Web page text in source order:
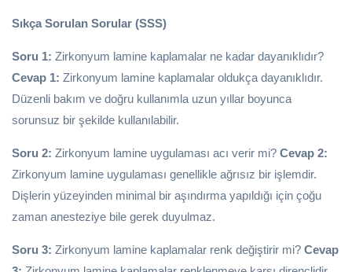
Sıkça Sorulan Sorular (SSS)
Soru 1: Zirkonyum lamine kaplamalar ne kadar dayanıklıdır?
Cevap 1: Zirkonyum lamine kaplamalar oldukça dayanıklıdır.
Düzenli bakım ve doğru kullanımla uzun yıllar boyunca
sorunsuz bir şekilde kullanılabilir.
Soru 2: Zirkonyum lamine uygulaması acı verir mi? Cevap 2:
Zirkonyum lamine uygulaması genellikle ağrısız bir işlemdir.
Dişlerin yüzeyinden minimal bir aşındırma yapıldığı için çoğu
zaman anesteziye bile gerek duyulmaz.
Soru 3: Zirkonyum lamine kaplamalar renk değiştirir mi? Cevap